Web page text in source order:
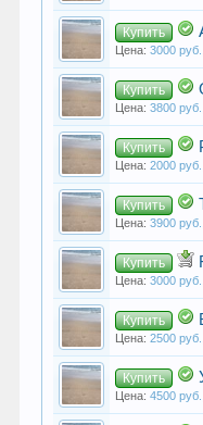
Купить
Цена: 3000 руб.
Купить
Цена: 3800 руб.
Купить
Цена: 2000 руб.
Купить
Цена: 3900 руб.
Купить
Цена: 3000 руб.
Купить
Цена: 2500 руб.
Купить
Цена: 4500 руб.